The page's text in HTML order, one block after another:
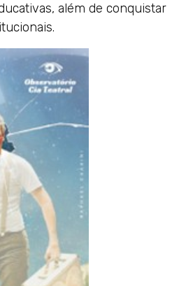
além de conquistar